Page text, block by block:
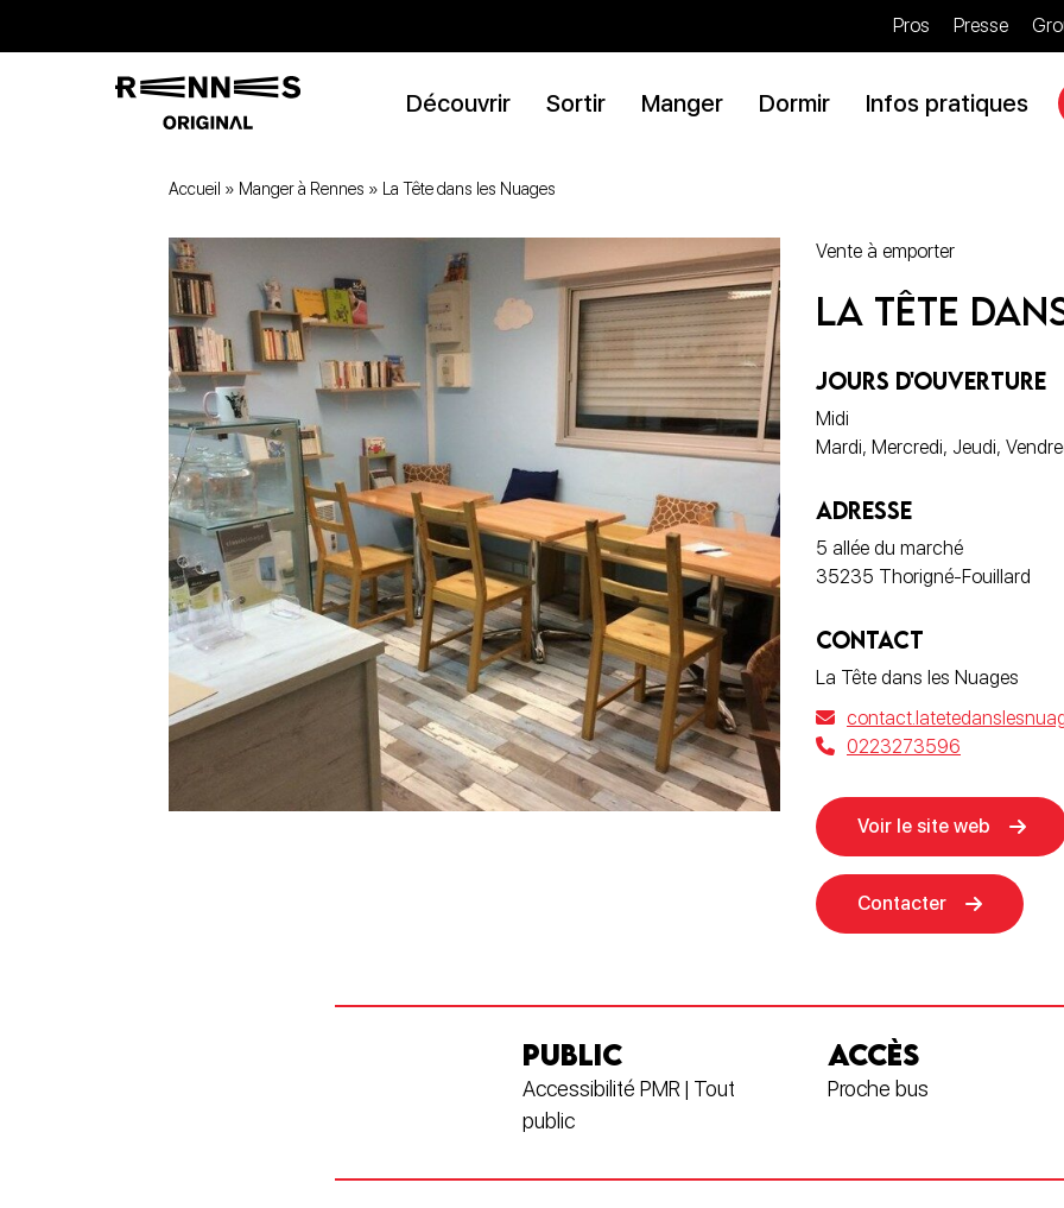
Pros Presse
Découvrir Sortir Manger Dormir Infos pratiques
Accueil » Manger à Rennes » La Tête dans les Nuages
Vente à emporter
La Tête
JOURS D'OUVERTURE
Midi
Mardi, Mercredi, Jeudi,
ADRESSE
5 allée du marché
35235 Thorigné-Fouillard
CONTACT
La Tête dans les Nuages
0223273596
Voir le site web
Contacter
PUBLIC
Accessibilité PMR | Tout
public
ACCÈS
Proche bus